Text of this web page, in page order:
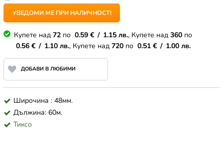
УВЕДОМИ МЕ ПРИ НАЛИЧНОСТ!
Купете над 72 по 0.59 € / 1.15 лв., Купете над 360 по
0.56 € / 1.10 лв., Купете над 720 по 0.51 € / 1.00 лв.
ДОБАВИ В ЛЮБИМИ
Широчина : 48мм.
Дължина: 60м.
Тиксо